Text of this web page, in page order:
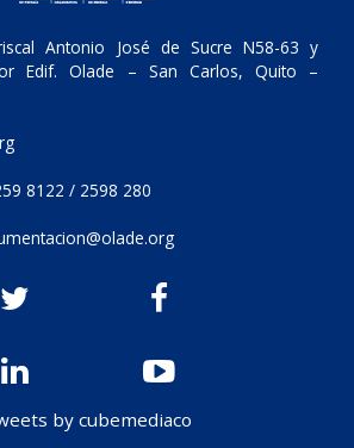
Antonio José de Sucre N58-63 y
Edif. Olade – San Carlos, Quito –
8122 / 2598 280
by cubemediaco